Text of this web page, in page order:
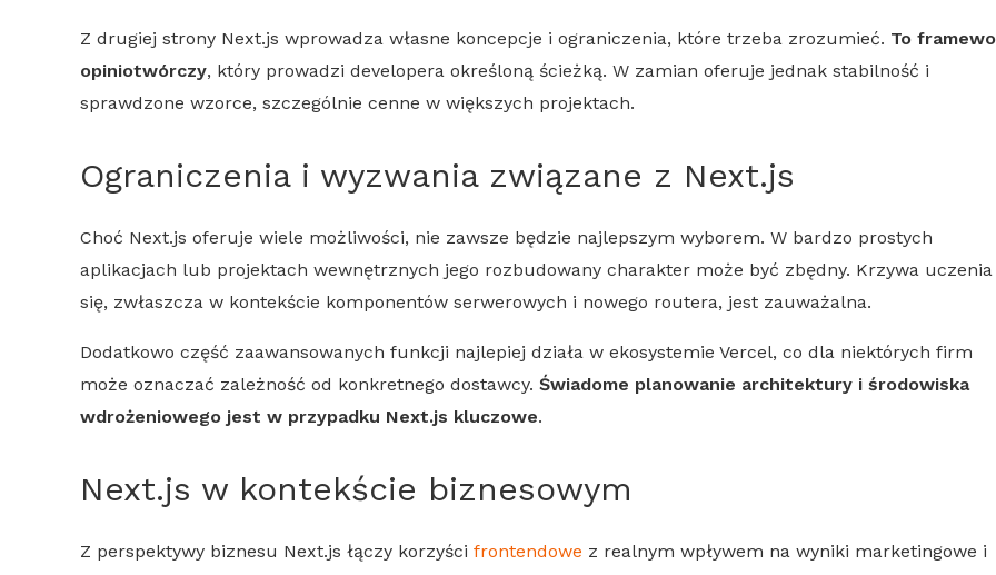
Z drugiej strony Next.js wprowadza własne koncepcje i ograniczenia, które trzeba zrozumieć. To
opiniotwórczy, który prowadzi developera określoną ścieżką. W zamian oferuje jednak stabilność i
sprawdzone wzorce, szczególnie cenne w większych projektach.
Ograniczenia i wyzwania związane z Next.js
Choć Next.js oferuje wiele możliwości, nie zawsze będzie najlepszym wyborem. W bardzo prostych
aplikacjach lub projektach wewnętrznych jego rozbudowany charakter może być zbędny. Krzywa uczenia
się, zwłaszcza w kontekście komponentów serwerowych i nowego routera, jest zauważalna.
Dodatkowo część zaawansowanych funkcji najlepiej działa w ekosystemie Vercel, co dla niektórych firm
może oznaczać zależność od konkretnego dostawcy. Świadome planowanie architektury i środowiska
wdrożeniowego jest w przypadku Next.js kluczowe.
Next.js w kontekście biznesowym
Z perspektywy biznesu Next.js łączy korzyści frontendowe z realnym wpływem na wyniki marketingowe i